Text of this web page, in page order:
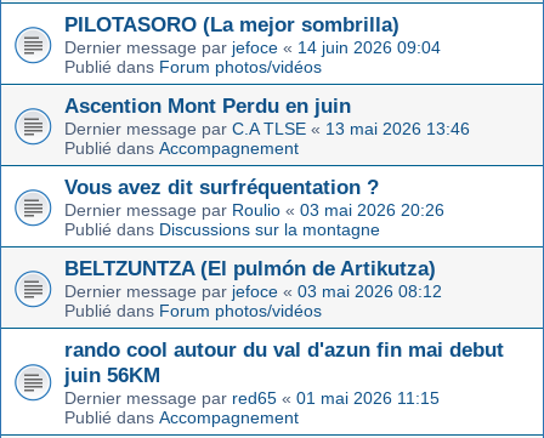
PILOTASORO (La mejor sombrilla)
Dernier message par jefoce « 14 juin 2026 09:04
Publié dans Forum photos/vidéos
Ascention Mont Perdu en juin
Dernier message par C.A TLSE « 13 mai 2026 13:46
Publié dans Accompagnement
Vous avez dit surfréquentation ?
Dernier message par Roulio « 03 mai 2026 20:26
Publié dans Discussions sur la montagne
BELTZUNTZA (El pulmón de Artikutza)
Dernier message par jefoce « 03 mai 2026 08:12
Publié dans Forum photos/vidéos
rando cool autour du val d'azun fin mai debut
juin 56KM
Dernier message par red65 « 01 mai 2026 11:15
Publié dans Accompagnement